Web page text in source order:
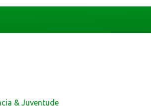
& Juventude